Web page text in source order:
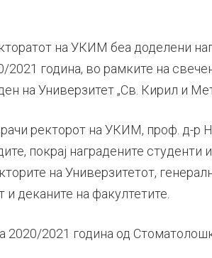
на УКИМ беа доделени
година, во рамките на
на Универзитет „Св. Кирил и
ректорот на УКИМ, проф. д-р
покрај наградените студенти
на Универзитетот,
и деканите на факултетите.
2020/2021 година од